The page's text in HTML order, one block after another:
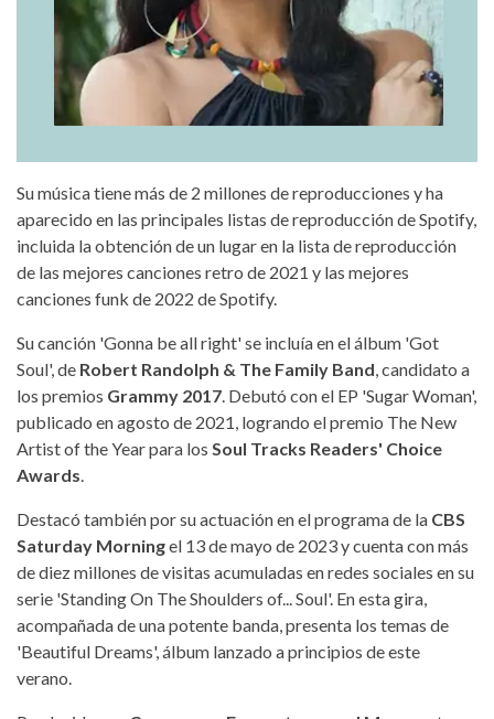
Su música tiene más de 2 millones de reproducciones y ha
aparecido en las principales listas de reproducción de Spotify,
incluida la obtención de un lugar en la lista de reproducción
de las mejores canciones retro de 2021 y las mejores
canciones funk de 2022 de Spotify.
Su canción 'Gonna be all right' se incluía en el álbum 'Got
Soul', de Robert Randolph & The Family Band , candidato a
los premios Grammy 2017 . Debutó con el EP 'Sugar Woman',
publicado en agosto de 2021, logrando el premio The New
Artist of the Year para los Soul Tracks Readers' Choice
Awards
Destacó también por su actuación en el programa de la CBS
Saturday Morningel 13 de mayo de 2023 y cuenta con más
de diez millones de visitas acumuladas en redes sociales en su
serie 'Standing On The Shoulders of... Soul'. En esta gira,
acompañada de una potente banda, presenta los temas de
'Beautiful Dreams', álbum lanzado a principios de este
verano.